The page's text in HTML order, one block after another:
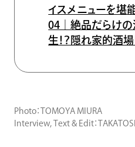
イスメニューを堪
04｜絶品だらけ
生！？隠れ家的酒場
Photo：TOMOYA MIURA
Interview, Text & Edit：